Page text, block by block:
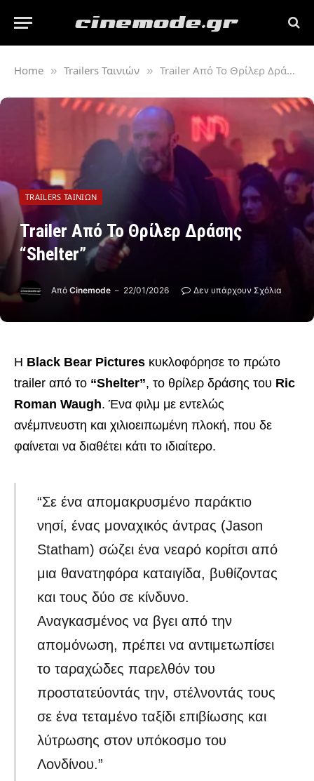
Home » Trailers Ταινιών » Trailer Από Το Θρίλερ Δράσης “Shelter”
TRAILERS ΤΑΙΝΙΏΝ
Trailer Από Το Θρίλερ Δράσης
“Shelter”
Από Cinemode 22/01/2026 Δεν υπάρχουν Σχόλια
Η Black Bear Pictures κυκλοφόρησε το πρώτο
trailer από το “Shelter”, το θρίλερ δράσης του Ric
Roman Waugh. Ένα φιλμ με εντελώς
ανέμπνευστη και χιλιοειπωμένη πλοκή, που δε
φαίνεται να διαθέτει κάτι το ιδιαίτερο.
“Σε ένα απομακρυσμένο παράκτιο
νησί, ένας μοναχικός άντρας (Jason
Statham) σώζει ένα νεαρό κορίτσι από
μια θανατηφόρα καταιγίδα, βυθίζοντας
και τους δύο σε κίνδυνο.
Αναγκασμένος να βγει από την
απομόνωση, πρέπει να αντιμετωπίσει
το ταραχώδες παρελθόν του
προστατεύοντάς την, στέλνοντάς τους
σε ένα τεταμένο ταξίδι επιβίωσης και
λύτρωσης στον υπόκοσμο του
Λονδίνου.”